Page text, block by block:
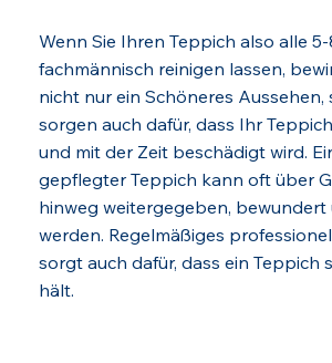
Wenn Sie Ihren Teppich also alle
fachmännisch reinigen lassen,
nicht nur ein Schöneres Aussehen,
sorgen auch dafür, dass Ihr
und mit der Zeit beschädigt wird.
gepflegter Teppich kann oft über
hinweg weitergegeben, bewundert
werden. Regelmäßiges
sorgt auch dafür, dass ein Teppich
hält.